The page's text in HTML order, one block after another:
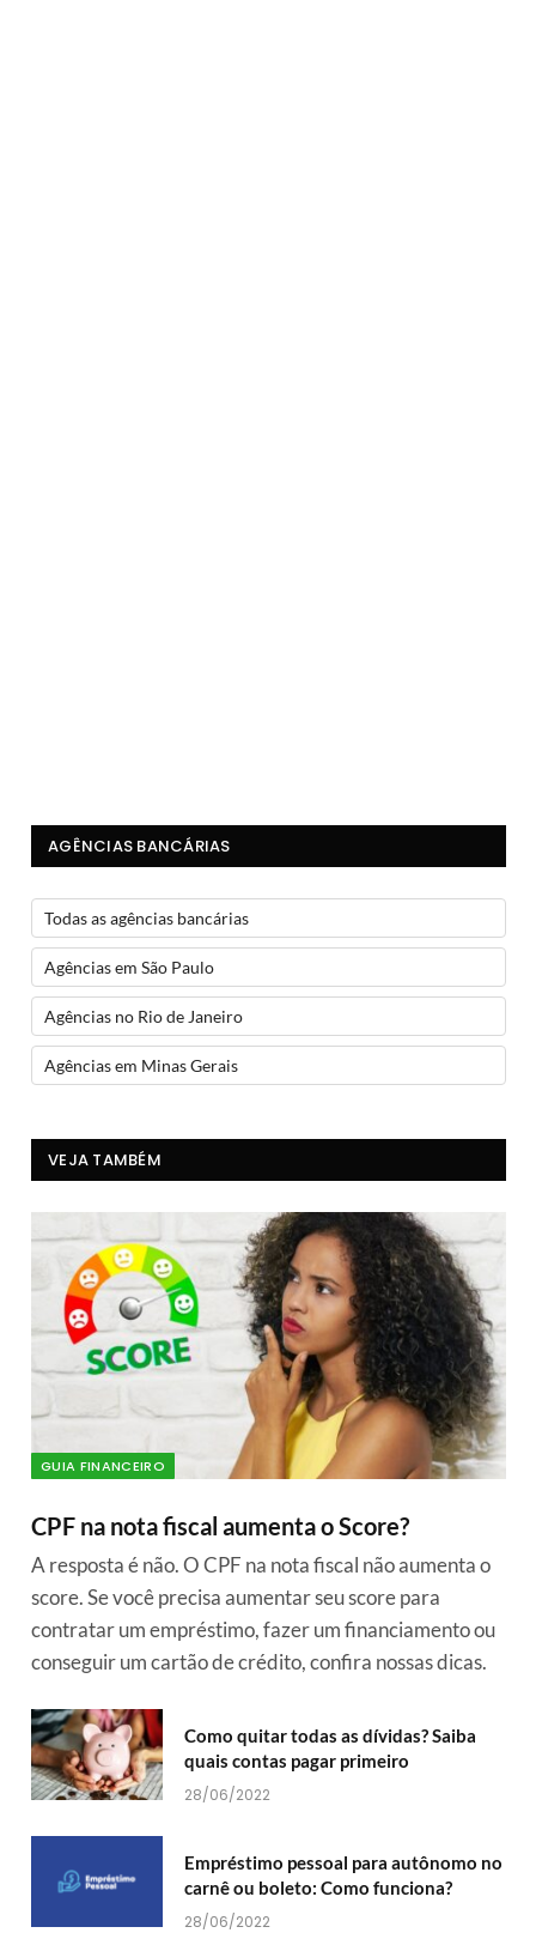
AGÊNCIAS BANCÁRIAS
Todas as agências bancárias
Agências em São Paulo
Agências no Rio de Janeiro
Agências em Minas Gerais
VEJA TAMBÉM
GUIA FINANCEIRO
CPF na nota fiscal aumenta o Score?
A resposta é não. O CPF na nota fiscal não aumenta o
score. Se você precisa aumentar seu score para
contratar um empréstimo, fazer um financiamento ou
conseguir um cartão de crédito, confira nossas dicas.
Como quitar todas as dívidas? Saiba
quais contas pagar primeiro
28/06/2022
Empréstimo pessoal para autônomo no
carnê ou boleto: Como funciona?
28/06/2022